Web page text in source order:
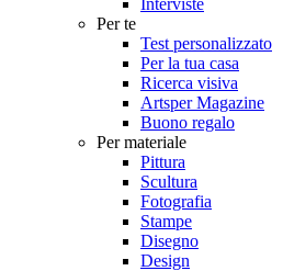
Per te
Test personalizzato
Per la tua casa
Ricerca visiva
Artsper Magazine
Buono regalo
Per materiale
Pittura
Scultura
Fotografia
Stampe
Disegno
Design